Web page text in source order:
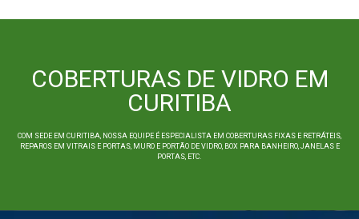
COBERTURAS DE VIDRO EM
CURITIBA
COM SEDE EM CURITIBA, NOSSA EQUIPE É ESPECIALISTA EM COBERTURAS FIXAS E RETRÁTEIS,
REPAROS EM VITRAIS E PORTAS, MURO E PORTÃO DE VIDRO, BOX PARA BANHEIRO, JANELAS E
PORTAS, ETC.